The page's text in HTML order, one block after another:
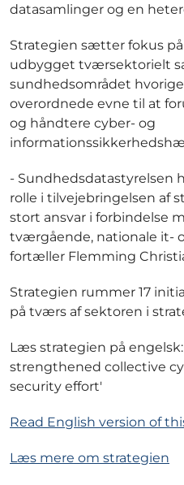
datasamlinger og en
Strategien sætter fokus
udbygget tværsektorielt
sundhedsområdet
overordnede evne til at
og håndtere cyber- og
- Sundhedsdatastyrelsen
rolle i tilvejebringelsen af
stort ansvar i forbindelse
tværgående, nationale it-
fortæller Flemming
Strategien rummer 17
på tværs af sektoren i
Læs strategien på engelsk:
strengthened collective
security effort'
Read English version of
Læs mere om strategien